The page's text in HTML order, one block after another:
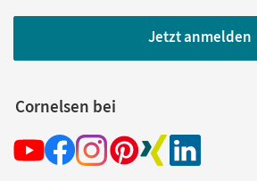
Jetzt anmelden
Cornelsen bei